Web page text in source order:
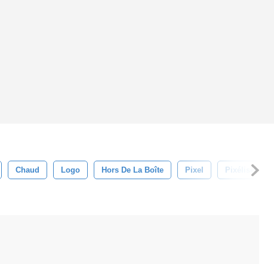
Chaud Logo Hors De La Boîte Pixel Pixélisée